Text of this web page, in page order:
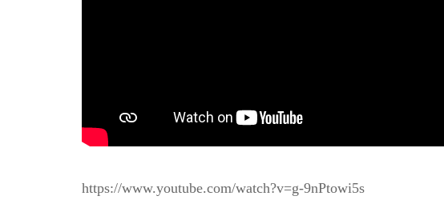
https://www.youtube.com/watch?v=g-9nPtowi5s